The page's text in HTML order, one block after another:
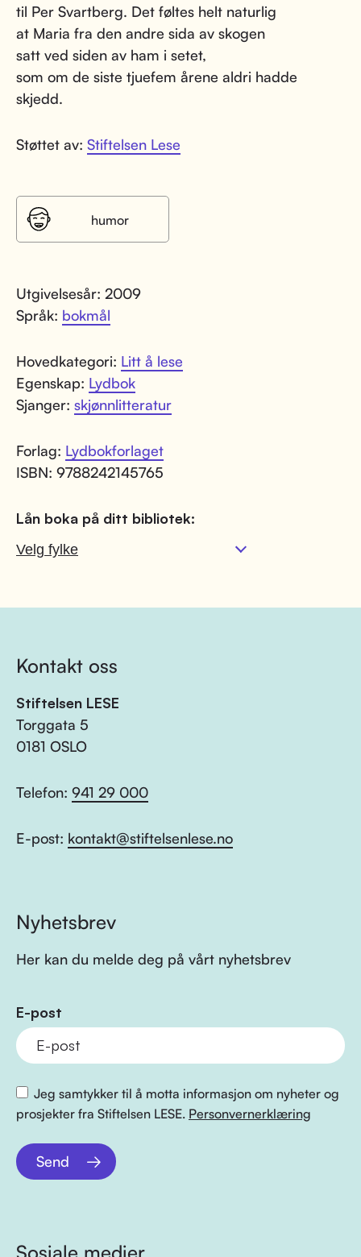
til Per Svartberg. Det føltes helt naturlig
at Maria fra den andre sida av skogen
satt ved siden av ham i setet,
som om de siste tjuefem årene aldri hadde
skjedd.
Støttet av: Stiftelsen Lese
humor
Utgivelsesår: 2009
Språk: bokmål
Hovedkategori: Litt å lese
Egenskap: Lydbok
Sjanger: skjønnlitteratur
Forlag: Lydbokforlaget
ISBN: 9788242145765
Lån boka på ditt bibliotek:
Kontakt oss
Stiftelsen LESE
Torggata 5
0181 OSLO
Telefon: 941 29 000
E-post: kontakt@stiftelsenlese.no
Nyhetsbrev
Her kan du melde deg på vårt nyhetsbrev
E-post
Jeg samtykker til å motta informasjon om nyheter og
prosjekter fra Stiftelsen LESE. Personvernerklæring
Send
Sosiale medier